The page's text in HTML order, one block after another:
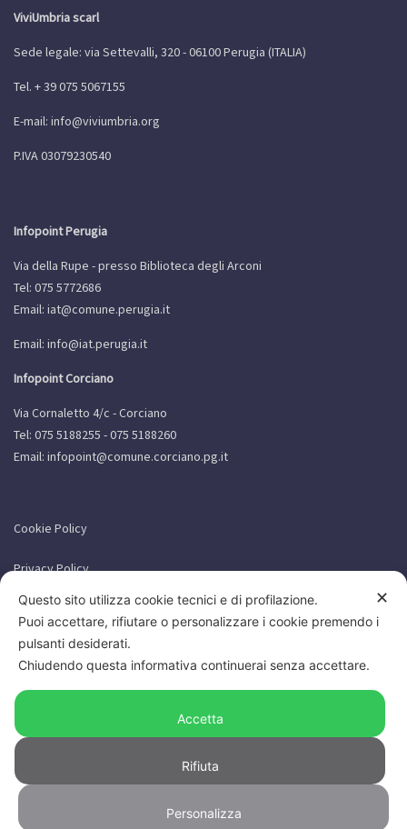
ViviUmbria scarl
Sede legale: via Settevalli, 320 - 06100 Perugia (ITALIA)
Tel. + 39 075 5067155
E-mail: info@viviumbria.org
P.IVA 03079230540
Infopoint Perugia
Via della Rupe - presso Biblioteca degli Arconi
Tel: 075 5772686
Email: iat@comune.perugia.it
Email: info@iat.perugia.it
Infopoint Corciano
Via Cornaletto 4/c - Corciano
Tel: 075 5188255 - 075 5188260
Email: infopoint@comune.corciano.pg.it
Cookie Policy
Privacy Policy
✕
Questo sito utilizza cookie tecnici e di profilazione.
Puoi accettare, rifiutare o personalizzare i cookie premendo i
pulsanti desiderati.
Chiudendo questa informativa continuerai senza accettare.
Accetta
Rifiuta
Personalizza